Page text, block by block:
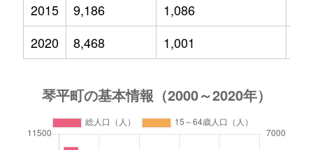
2015
9,186 1,086
2020
8,468 1,001